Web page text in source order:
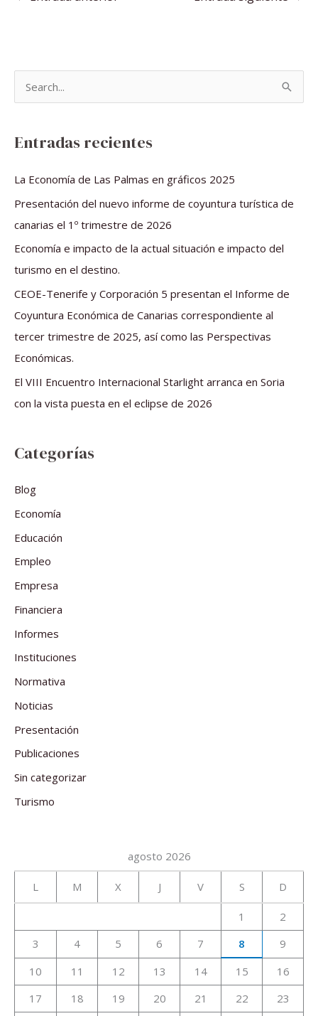
a
Entradas recientes
La Economía de Las Palmas en gráficos 2025
Presentación del nuevo informe de coyuntura turística de
canarias el 1º trimestre de 2026
Economía e impacto de la actual situación e impacto del
turismo en el destino.
CEOE-Tenerife y Corporación 5 presentan el Informe de
Coyuntura Económica de Canarias correspondiente al
tercer trimestre de 2025, así como las Perspectivas
Económicas.
El VIII Encuentro Internacional Starlight arranca en Soria
con la vista puesta en el eclipse de 2026
Categorías
Blog
Economía
Educación
Empleo
Empresa
Financiera
Informes
Instituciones
Normativa
Noticias
Presentación
Publicaciones
Sin categorizar
Turismo
agosto 2026
L M X J V S D
1
2
3
4 5 6 7 8
9
10
11 12 13 14 15
16
17
18 19 20 21 22
23